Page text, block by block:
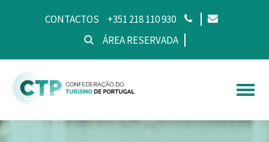
CONTACTOS
+351 218 110 930
ÁREA RESERVADA